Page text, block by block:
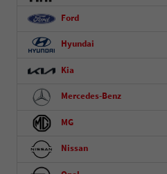
Ford
Hyundai
Kia
Mercedes-Benz
MG
Nissan